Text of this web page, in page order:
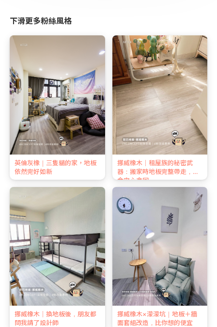
下滑更多粉絲風格
英倫灰橡｜三隻貓的家，地板
依然完好如新
挪威橡木｜租屋族的秘密武
器：搬家時地板完整帶走，押
金安心拿回
挪威橡木｜換地板後，朋友都
問我請了設計師
挪威橡木×濛濛坑｜地板＋牆
面套組改造，比你想的便宜